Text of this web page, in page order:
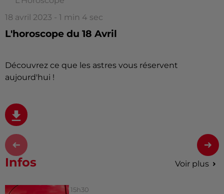
18 avril 2023 - 1 min 4 sec
L'horoscope du 18 Avril
Découvrez ce que les astres vous réservent
aujourd'hui !
Infos Voir plus
15h30